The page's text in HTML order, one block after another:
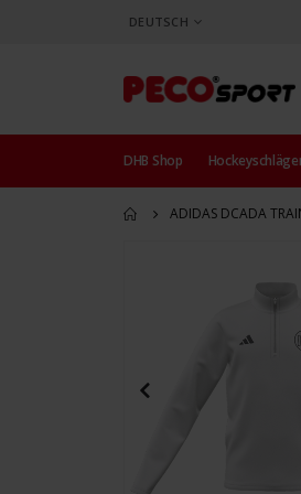
SPRACHE
DEUTSCH
DHB Shop
ADIDAS DCADA